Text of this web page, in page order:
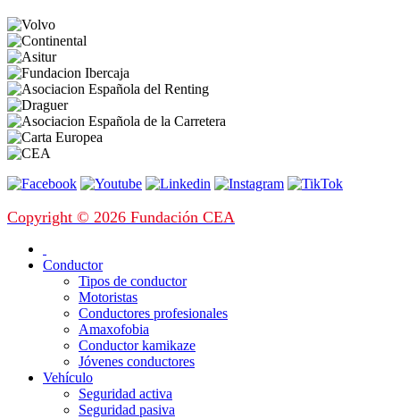
Copyright © 2026 Fundación CEA
Conductor
Tipos de conductor
Motoristas
Conductores profesionales
Amaxofobia
Conductor kamikaze
Jóvenes conductores
Vehículo
Seguridad activa
Seguridad pasiva